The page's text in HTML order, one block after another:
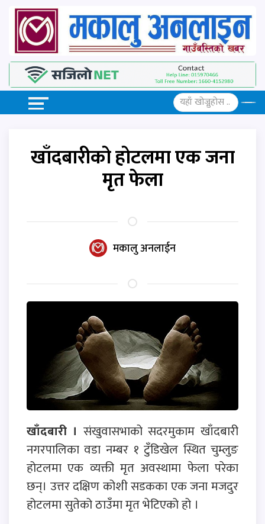
खाँदबारीको होटलमा एक जना
मृत फेला
मकालु अनलाईन
खाँदबारी । संखुवासभाको सदरमुकाम खाँदबारी
नगरपालिका वडा नम्बर १ टुँडिखेल स्थित चुम्लुङ
होटलमा एक व्यक्ती मृत अवस्थामा फेला परेका
छन्। उत्तर दक्षिण कोशी सडकका एक जना मजदुर
होटलमा सुतेको ठाउँमा मृत भेटिएको हो ।